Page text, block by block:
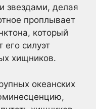
звездами, делая
проплывает
который
его силуэт
хищников.
океанских